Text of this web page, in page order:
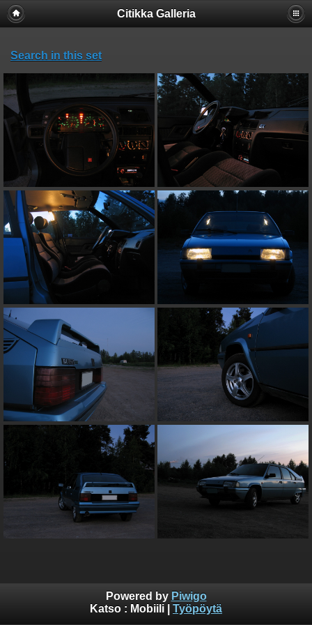
Citikka Galleria
Search in this set
Powered by Piwigo
Katso : Mobiili Työpöytä